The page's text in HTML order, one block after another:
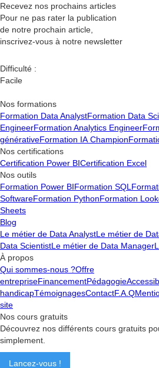
Recevez nos prochains articles
Pour ne pas rater la publication
de notre prochain article,
inscrivez-vous à notre newsletter
Difficulté :
Facile
Nos formations
Formation Data AnalystFormation Data
EngineerFormation Analytics Engineer
générativeFormation IA Champion
Nos certifications
Certification Power BICertification Excel
Nos outils
Formation Power BIFormation SQL
SoftwareFormation PythonFormation
Sheets
Blog
Le métier de Data AnalystLe métier de
Data ScientistLe métier de Data Manager
À propos
Qui sommes-nous ?Offre
entrepriseFinancementPédagogie
handicapTémoignagesContactF.A.Q
site
Nos cours gratuits
Découvrez nos différents cours gratuits
simplement.
Lancez-vous !